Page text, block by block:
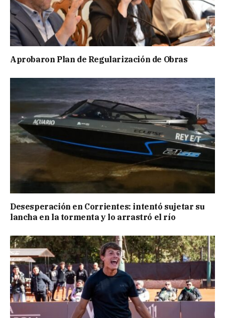
Aprobaron Plan de Regularización de Obras
Desesperación en Corrientes: intentó sujetar su
lancha en la tormenta y lo arrastró el río